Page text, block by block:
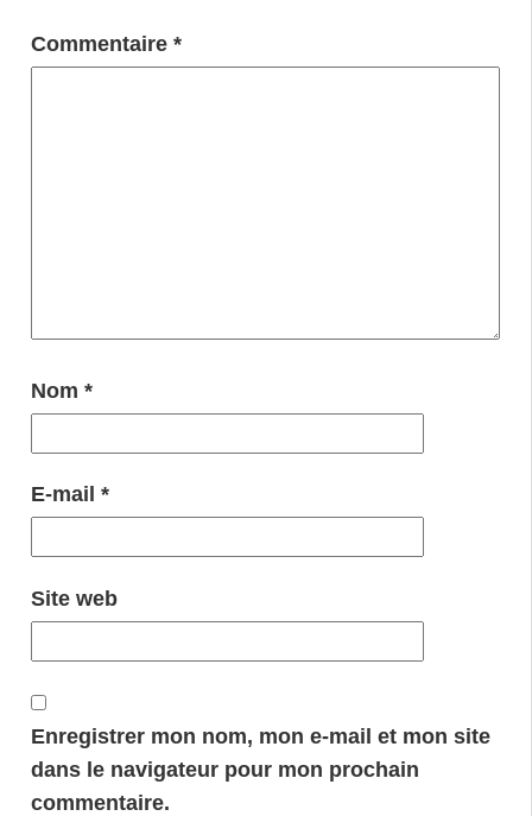
Commentaire *
Nom *
E-mail *
Site web
Enregistrer mon nom, mon e-mail et mon site
dans le navigateur pour mon prochain
commentaire.